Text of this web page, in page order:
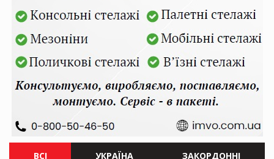
ВСІ УКРАЇНА ЗАКОРДОННІ